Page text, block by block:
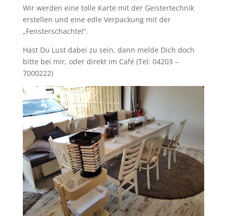
Wir werden eine tolle Karte mit der Geistertechnik
erstellen und eine edle Verpackung mit der
„Fensterschachtel“.
Hast Du Lust dabei zu sein, dann melde Dich doch
bitte bei mir, oder direkt im Café (Tel: 04203 –
7000222)